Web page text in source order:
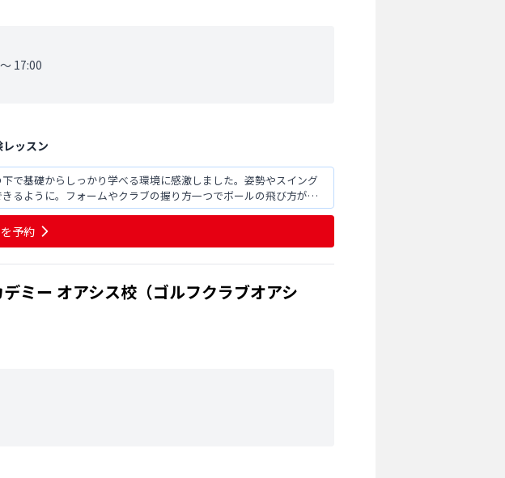
17:00
ッスン
で基礎からしっかり学べる環境に感激しました。姿勢やスイング
るように。フォームやクラブの握り方一つでボールの飛び方が大
を予約
ミー オアシス校（ゴルフクラブオアシ